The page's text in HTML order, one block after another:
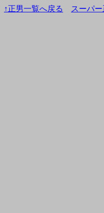
↑正男一覧へ戻る スーパ